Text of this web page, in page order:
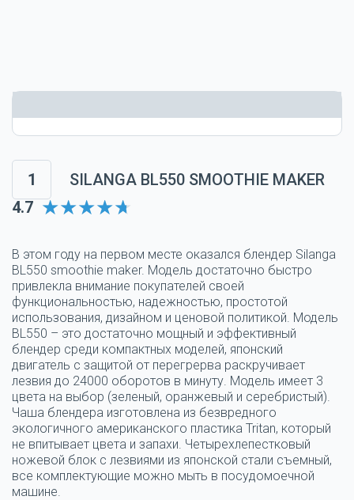
1
SILANGA BL550 SMOOTHIE MAKER
4.7
В этом году на первом месте оказался блендер Silanga
BL550 smoothie maker. Модель достаточно быстро
привлекла внимание покупателей своей
функциональностью, надежностью, простотой
использования, дизайном и ценовой политикой. Модель
BL550 – это достаточно мощный и эффективный
блендер среди компактных моделей, японский
двигатель с защитой от перегрерва раскручивает
лезвия до 24000 оборотов в минуту. Модель имеет 3
цвета на выбор (зеленый, оранжевый и серебристый).
Чаша блендера изготовлена из безвредного
экологичного американского пластика Tritan, который
не впитывает цвета и запахи. Четырехлепестковый
ножевой блок с лезвиями из японской стали съемный,
все комплектующие можно мыть в посудомоечной
машине.